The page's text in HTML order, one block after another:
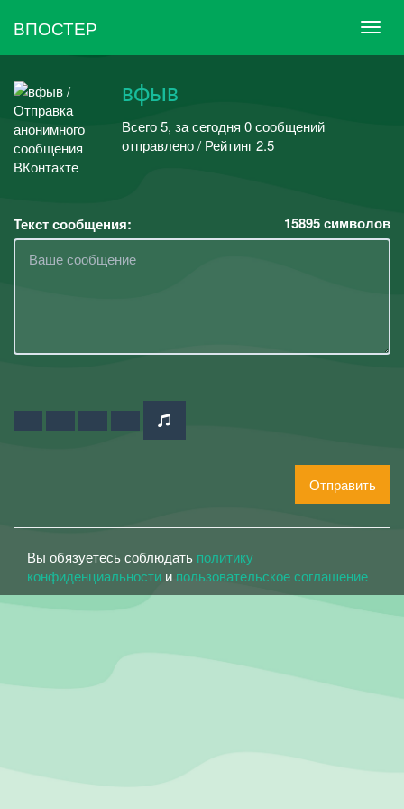
ВПОСТЕР
вфыв
Всего 5, за сегодня 0 сообщений
отправлено / Рейтинг 2.5
Текст сообщения: 15895символов
Отправить
Вы обязуетесь соблюдать политику
конфиденциальности и пользовательское соглашение